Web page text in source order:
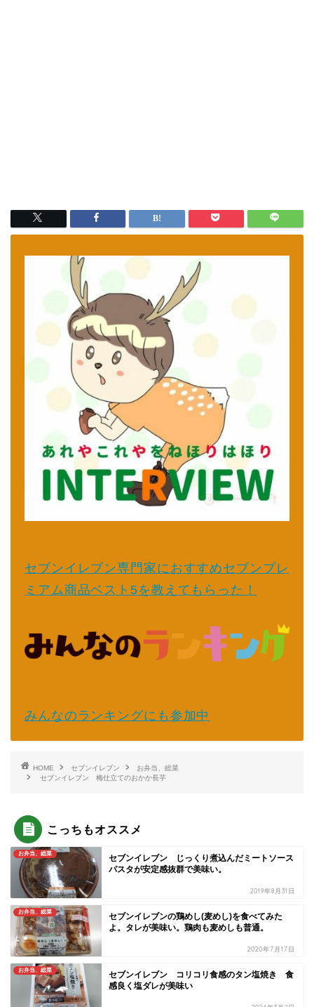
セブンイレブン専門家におすすめセブンプレ
ミアム商品ベスト5を教えてもらった！
みんなのランキングにも参加中
HOME セブンイレブン
お弁当、総菜
セブンイレブン 梅仕立てのおかか長芋
こっちもオススメ
お弁当、総菜
セブンイレブン じっくり煮込んだミートソース
パスタが安定感抜群で美味い。
2019年8月31日
お弁当、総菜
セブンイレブンの鶏めし(麦めし)を食べてみた
よ。タレが美味い。鶏肉も麦めしも普通。
2020年7月17日
お弁当、総菜
セブンイレブン コリコリ食感のタン塩焼き 食
感良く塩ダレが美味い